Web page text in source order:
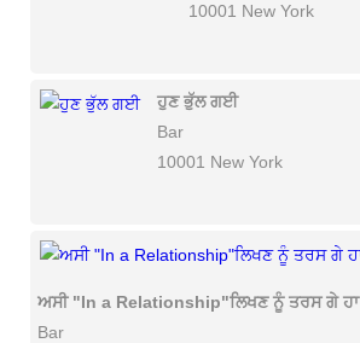
10001 New York
ਹੁਣ ਭੁੱਲ ਗਈ
Bar
10001 New York
ਅਸੀ "In a Relationship"ਲਿਖਣ ਨੂੰ ਤਰਸ ਗੇ ਹਾ
Bar